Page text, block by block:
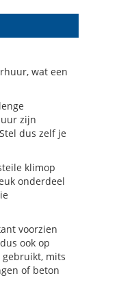
wat een
zijn
dus zelf je
klimop
onderdeel
voorzien
ook op
mits
of beton